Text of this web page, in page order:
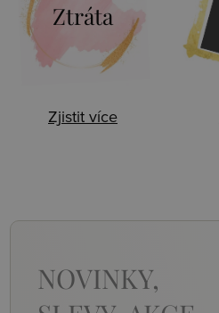
Ztráta
Zjistit více
NOVINKY,